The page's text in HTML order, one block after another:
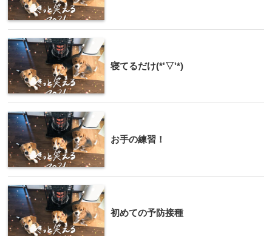
寝てるだけ(*'▽'*)
お手の練習！
初めての予防接種